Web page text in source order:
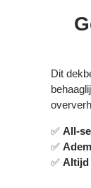
Dit
✅ All-
✅
✅ Altijd